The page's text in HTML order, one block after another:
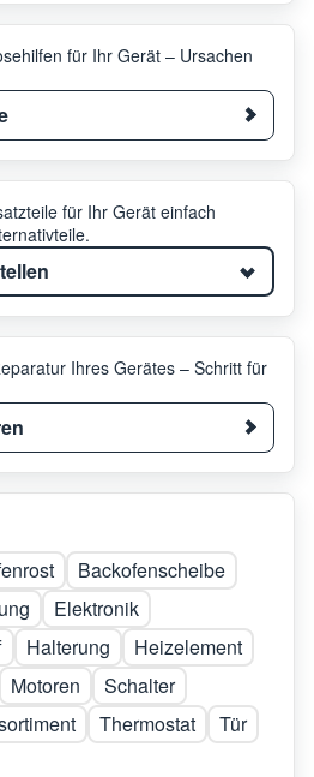
für Ihr Gerät – Ursachen
für Ihr Gerät einfach
Ihres Gerätes – Schritt für
Backofenscheibe
Elektronik
Halterung
Heizelement
Motoren
Schalter
Thermostat
Tür